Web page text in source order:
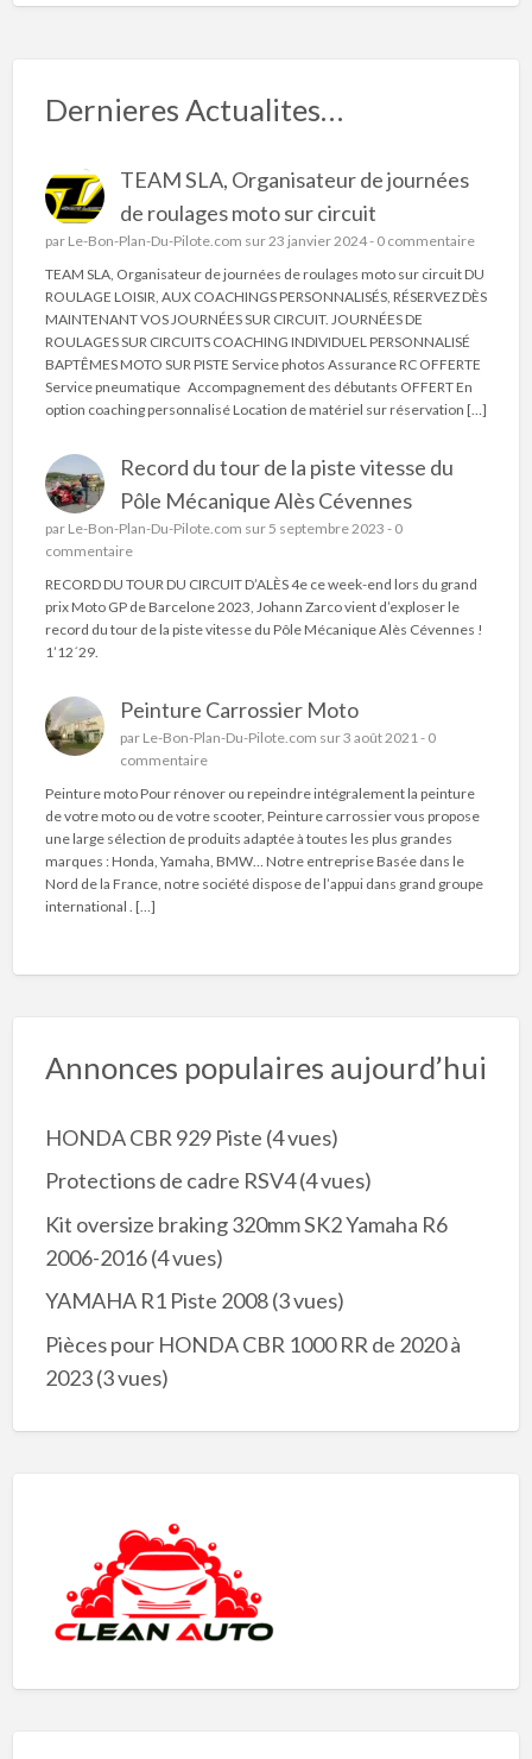
Dernieres Actualites…
TEAM SLA, Organisateur de journées
de roulages moto sur circuit
par Le-Bon-Plan-Du-Pilote.com sur 23 janvier 2024 - 0 commentaire
TEAM SLA, Organisateur de journées de roulages moto sur circuit DU
ROULAGE LOISIR, AUX COACHINGS PERSONNALISÉS, RÉSERVEZ DÈS
MAINTENANT VOS JOURNÉES SUR CIRCUIT. JOURNÉES DE
ROULAGES SUR CIRCUITS COACHING INDIVIDUEL PERSONNALISÉ
BAPTÊMES MOTO SUR PISTE Service photos Assurance RC OFFERTE
Service pneumatique Accompagnement des débutants OFFERT En
option coaching personnalisé Location de matériel sur réservation […]
Record du tour de la piste vitesse du
Pôle Mécanique Alès Cévennes
par Le-Bon-Plan-Du-Pilote.com sur 5 septembre 2023 - 0
commentaire
RECORD DU TOUR DU CIRCUIT D’ALÈS 4e ce week-end lors du grand
prix Moto GP de Barcelone 2023, Johann Zarco vient d’exploser le
record du tour de la piste vitesse du Pôle Mécanique Alès Cévennes !
1’12´29.
Peinture Carrossier Moto
par Le-Bon-Plan-Du-Pilote.com sur 3 août 2021 - 0
commentaire
Peinture moto Pour rénover ou repeindre intégralement la peinture
de votre moto ou de votre scooter, Peinture carrossier vous propose
une large sélection de produits adaptée à toutes les plus grandes
marques : Honda, Yamaha, BMW… Notre entreprise Basée dans le
Nord de la France, notre société dispose de l’appui dans grand groupe
international . […]
Annonces populaires aujourd’hui
HONDA CBR 929 Piste (4 vues)
Protections de cadre RSV4(4 vues)
Kit oversize braking 320mm SK2 Yamaha R6
2006-2016(4 vues)
YAMAHA R1 Piste 2008(3 vues)
Pièces pour HONDA CBR 1000 RR de 2020 à
2023(3 vues)